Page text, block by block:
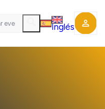
Inglés perm_identity